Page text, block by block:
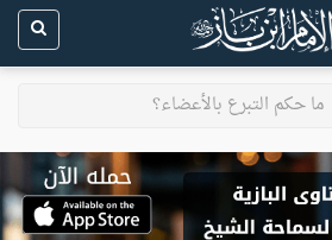
ما حكم التبرع بالأعضاء؟